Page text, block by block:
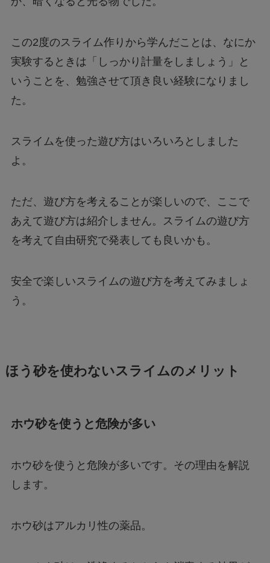
この2度のスライム作りから学んだことは、なにか
実験するときは「しっかり計量をしましょう」と
いうことを、勉強させて頂き良い経験になりまし
た。
スライムを使った遊び方はいろいろとしました
よ。
ただ、遊び方を考えることが楽しいので、ここで
あえて遊び方は紹介しません。スライムの遊び方
を考えて自由研究で発表しても良いかも。
安全で楽しいスライムの遊び方を考えてみましょ
う。
ほう砂を使わないスライムのメリット
ホウ砂を使うと危険が多い
ホウ砂を使うと危険が多いです。その理由を解説
します。
ホウ砂はアルカリ性の薬品。